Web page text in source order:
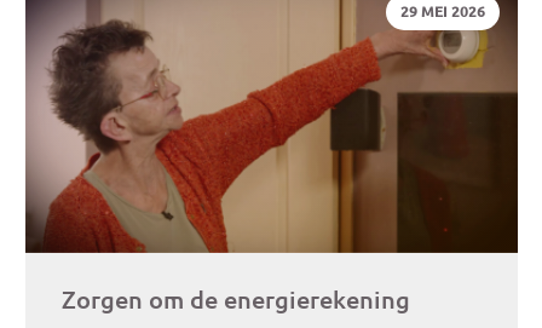
DATUM:
29 MEI 2026
Zorgen om de energierekening